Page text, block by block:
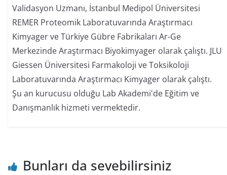
Validasyon Uzmanı, İstanbul Medipol Üniversitesi
REMER Proteomik Laboratuvarında Araştırmacı
Kimyager ve Türkiye Gübre Fabrikaları Ar-Ge
Merkezinde Araştırmacı Biyokimyager olarak çalıştı. JLU
Giessen Üniversitesi Farmakoloji ve Toksikoloji
Laboratuvarında Araştırmacı Kimyager olarak çalıştı.
Şu an kurucusu olduğu Lab Akademi'de Eğitim ve
Danışmanlık hizmeti vermektedir.
Bunları da sevebilirsiniz